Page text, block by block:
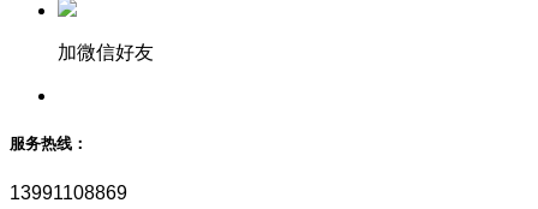
加微信好友
服务热线：
13991108869